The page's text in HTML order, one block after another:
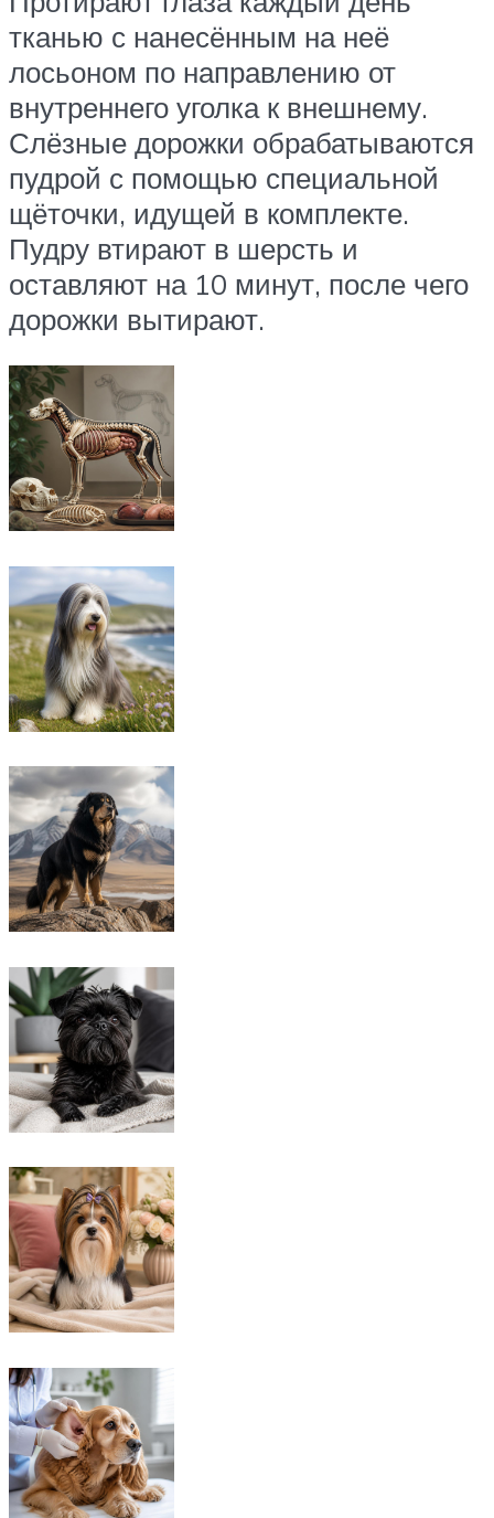
тканью с нанесённым на неё
лосьоном по направлению от
внутреннего уголка к внешнему.
Слёзные дорожки обрабатываются
пудрой с помощью специальной
щёточки, идущей в комплекте.
Пудру втирают в шерсть и
оставляют на 10 минут, после чего
дорожки вытирают.